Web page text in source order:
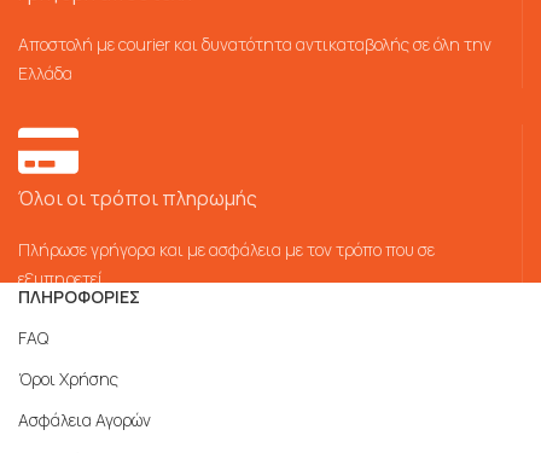
Αποστολή με courier και δυνατότητα αντικαταβολής σε όλη την
Ελλάδα
Όλοι οι τρόποι πληρωμής
Πλήρωσε γρήγορα και με ασφάλεια με τον τρόπο που σε
εξυπηρετεί
ΠΛΗΡΟΦΟΡΙΕΣ
FAQ
Όροι Χρήσης
Ασφάλεια Αγορών